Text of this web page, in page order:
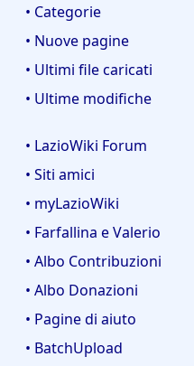
• Categorie
• Nuove pagine
• Ultimi file caricati
• Ultime modifiche
• LazioWiki Forum
• Siti amici
• myLazioWiki
• Farfallina e Valerio
• Albo Contribuzioni
• Albo Donazioni
• Pagine di aiuto
• BatchUpload